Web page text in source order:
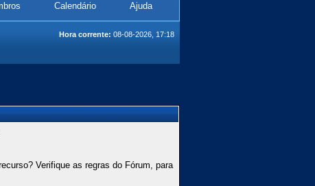
Calendário Ajuda
Hora corrente: 08-08-2026, 17:18
Verifique as regras do Fórum, para